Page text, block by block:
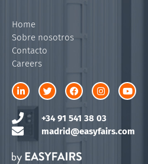
Home
Sobre nosotros
Contacto
Careers
+34 91 541 38 03
madrid@easyfairs.com